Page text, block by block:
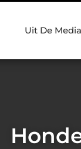
Uit De Media